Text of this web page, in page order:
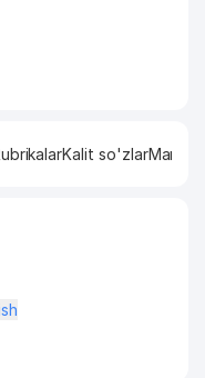
Kalit so'zlarManzil